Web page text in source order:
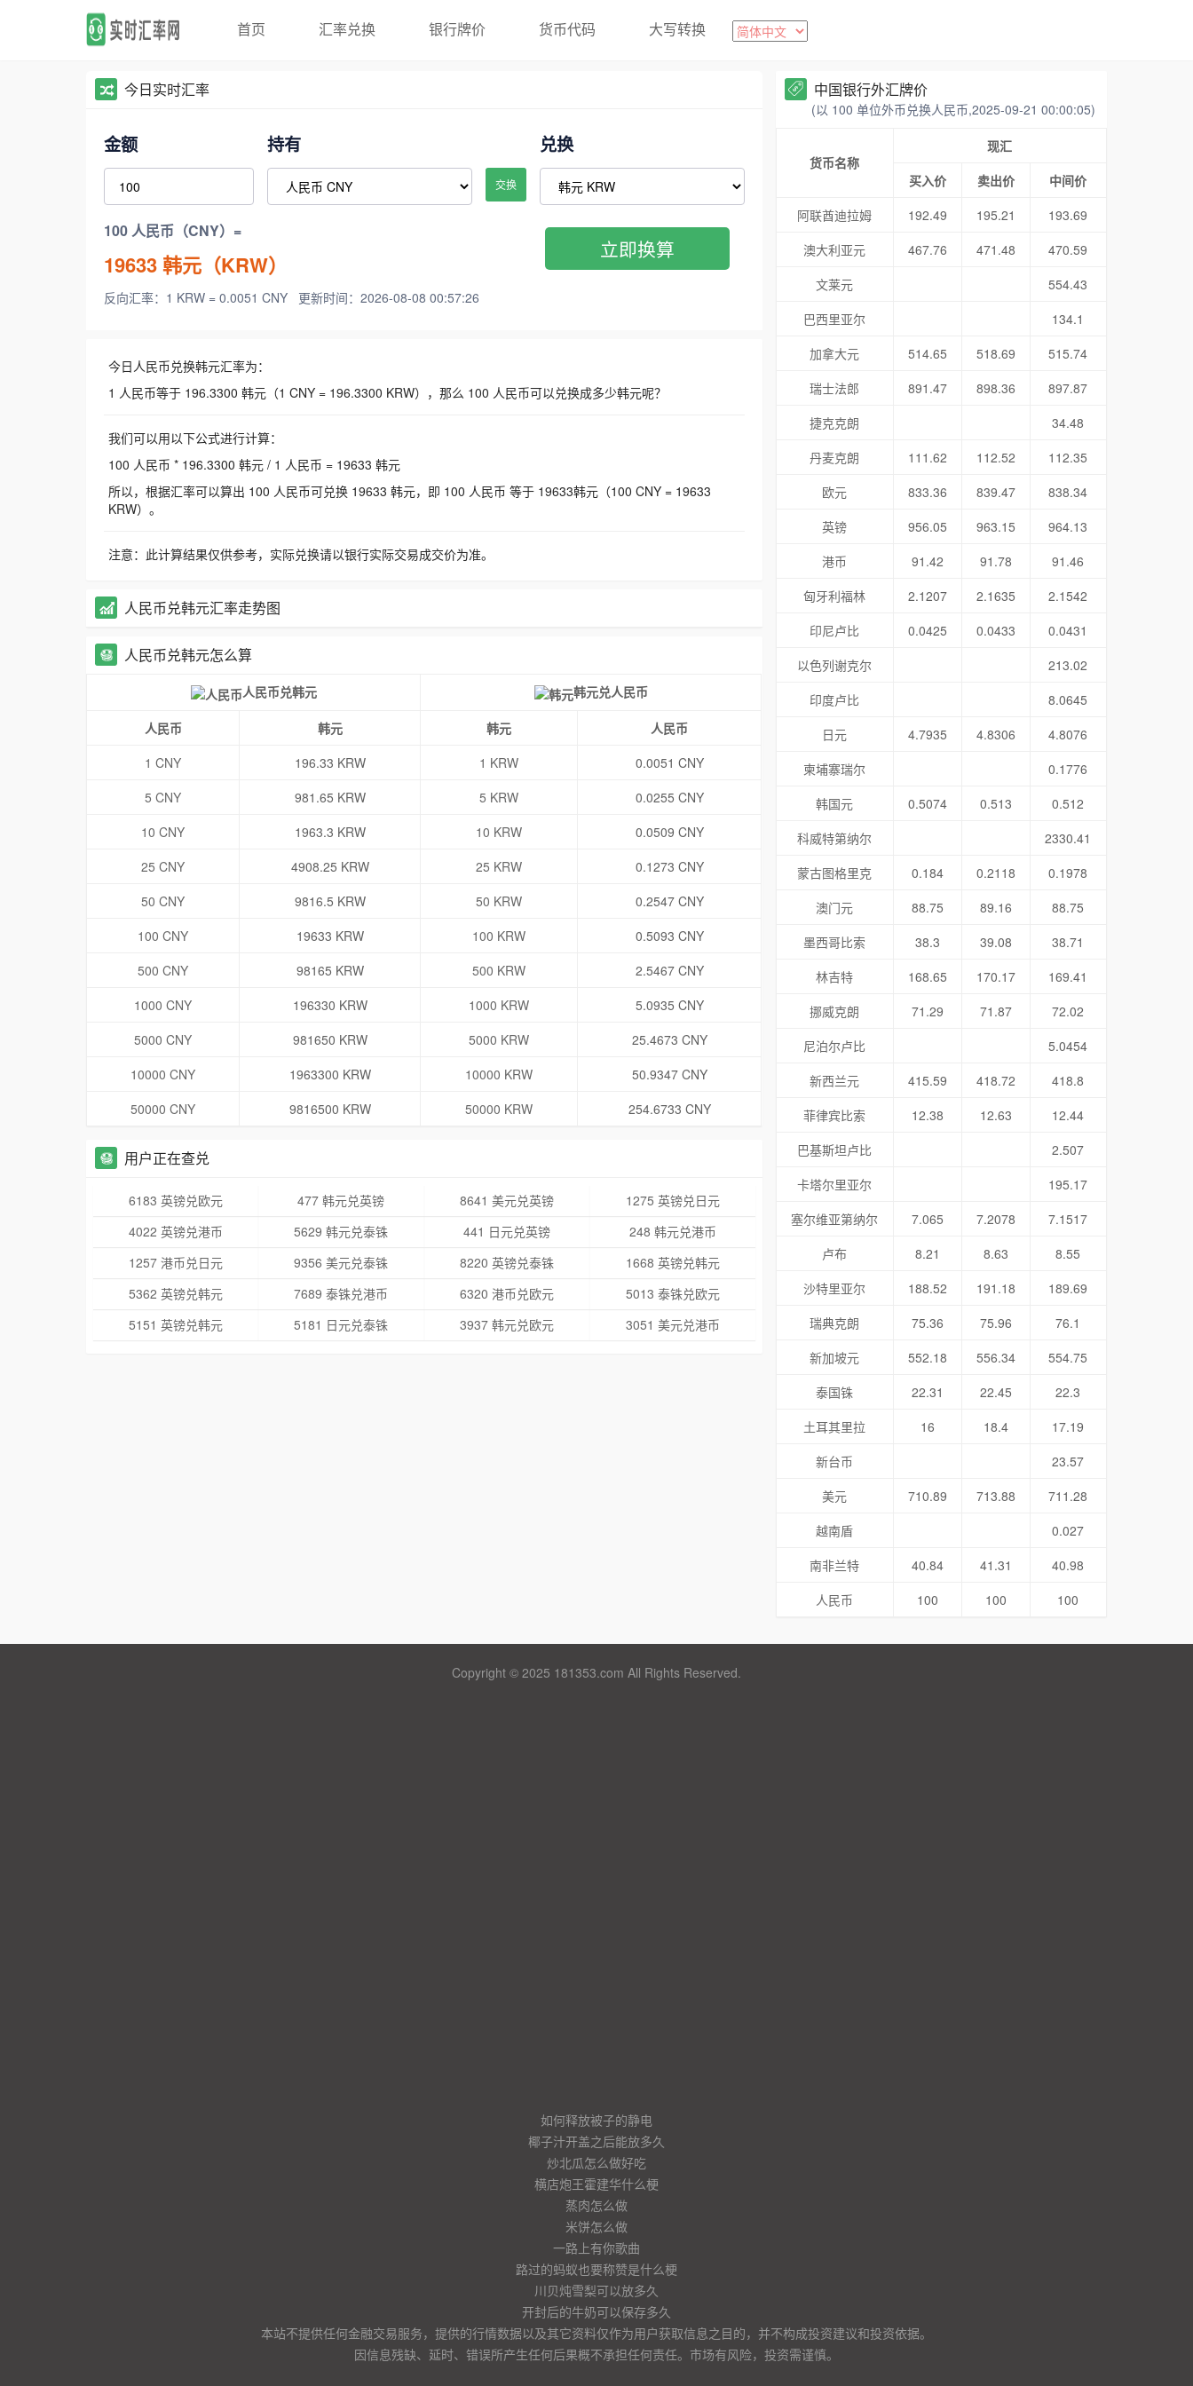
首页 汇率兑换 银行牌价 货币代码 大写转换
今日实时汇率
金额 持有
交换
兑换
100 人民币（CNY）=
19633韩元（KRW）
反向汇率：1 KRW = 0.0051 CNY 更新时间：2026-08-08 00:57:26
立即换算
今日人民币兑换韩元汇率为：
1 人民币等于 196.3300 韩元（1 CNY = 196.3300 KRW），那么 100 人民币可以兑换成多少韩元呢？
我们可以用以下公式进行计算：
100 人民币 * 196.3300 韩元 / 1 人民币 = 19633 韩元
所以，根据汇率可以算出 100 人民币可兑换 19633 韩元，即 100 人民币 等于 19633韩元（100 CNY = 19633
KRW）。
注意：此计算结果仅供参考，实际兑换请以银行实际交易成交价为准。
人民币兑韩元汇率走势图
人民币兑韩元怎么算
人民币兑韩元 韩元兑人民币
人民币 韩元 韩元
人民币
1 CNY
196.33 KRW 1 KRW
0.0051 CNY
5 CNY
981.65 KRW 5 KRW
0.0255 CNY
10 CNY
1963.3 KRW 10 KRW
0.0509 CNY
25 CNY
4908.25 KRW 25 KRW
0.1273 CNY
50 CNY
9816.5 KRW 50 KRW
0.2547 CNY
100 CNY
19633 KRW 100 KRW
0.5093 CNY
500 CNY
98165 KRW 500 KRW
2.5467 CNY
1000 CNY
196330 KRW 1000 KRW
5.0935 CNY
5000 CNY
981650 KRW 5000 KRW
25.4673 CNY
10000 CNY
1963300 KRW 10000 KRW
50.9347 CNY
50000 CNY
9816500 KRW 50000 KRW 254.6733 CNY
用户正在查兑
6183 英镑兑欧元 477 韩元兑英镑 8641 美元兑英镑
1275 英镑兑日元
4022 英镑兑港币
5629 韩元兑泰铢 441 日元兑英镑
248 韩元兑港币
1257 港币兑日元
9356 美元兑泰铢 8220 英镑兑泰铢
1668 英镑兑韩元
5362 英镑兑韩元
7689 泰铢兑港币 6320 港币兑欧元
5013 泰铢兑欧元
5151 英镑兑韩元
5181 日元兑泰铢 3937 韩元兑欧元 3051 美元兑港币
中国银行外汇牌价
(以 100 单位外币兑换人民币,2025-09-21 00:00:05)
货币名称
现汇
买入价
卖出价
中间价
阿联酋迪拉姆
192.49 195.21
193.69
澳大利亚元
467.76 471.48
470.59
文莱元
554.43
巴西里亚尔
134.1
加拿大元
514.65 518.69
515.74
瑞士法郎
891.47 898.36
897.87
捷克克朗
34.48
丹麦克朗
111.62 112.52
112.35
欧元
833.36 839.47
838.34
英镑
956.05 963.15
964.13
港币
91.42 91.78
91.46
匈牙利福林
2.1207 2.1635
2.1542
印尼卢比
0.0425 0.0433
0.0431
以色列谢克尔
213.02
印度卢比
8.0645
日元
4.7935 4.8306
4.8076
柬埔寨瑞尔
0.1776
韩国元
0.5074 0.513
0.512
科威特第纳尔
2330.41
蒙古图格里克
0.184 0.2118
0.1978
澳门元
88.75 89.16
88.75
墨西哥比索
38.3 39.08
38.71
林吉特
168.65 170.17
169.41
挪威克朗
71.29 71.87
72.02
尼泊尔卢比
5.0454
新西兰元
415.59 418.72
418.8
菲律宾比索
12.38 12.63
12.44
巴基斯坦卢比
2.507
卡塔尔里亚尔
195.17
塞尔维亚第纳尔
7.065 7.2078
7.1517
卢布
8.21 8.63
8.55
沙特里亚尔
188.52 191.18
189.69
瑞典克朗
75.36 75.96
76.1
新加坡元
552.18 556.34
554.75
泰国铢
22.31 22.45
22.3
土耳其里拉
16 18.4
17.19
新台币
23.57
美元
710.89 713.88
711.28
越南盾
0.027
南非兰特
40.84 41.31
40.98
人民币
100 100 100
Copyright © 2025 181353.com All Rights Reserved.
如何释放被子的静电
椰子汁开盖之后能放多久
炒北瓜怎么做好吃
横店炮王霍建华什么梗
蒸肉怎么做
米饼怎么做
一路上有你歌曲
路过的蚂蚁也要称赞是什么梗
川贝炖雪梨可以放多久
开封后的牛奶可以保存多久
本站不提供任何金融交易服务，提供的行情数据以及其它资料仅作为用户获取信息之目的，并不构成投资建议和投资依据。
因信息残缺、延时、错误所产生任何后果概不承担任何责任。市场有风险，投资需谨慎。